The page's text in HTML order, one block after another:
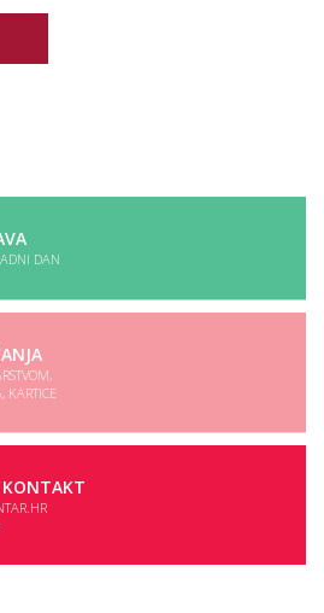
DAN
KARTICE
KONTAKT